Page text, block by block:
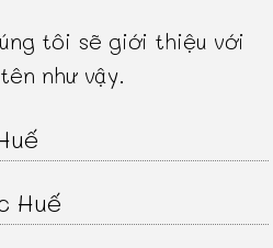
tôi sẽ giới thiệu với
như vậy.
Huế